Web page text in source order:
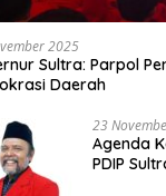
2025
Sultra: Parpol
Daerah
23
Agenda
PDIP